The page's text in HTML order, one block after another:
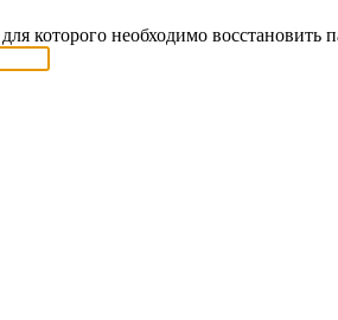
которого необходимо восстановить